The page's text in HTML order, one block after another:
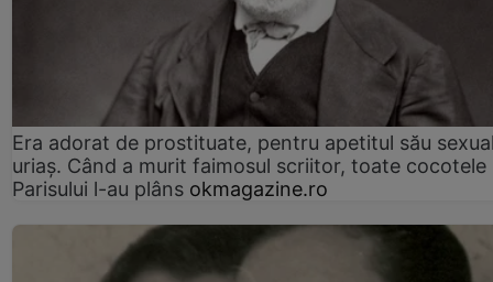
Era adorat de prostituate, pentru apetitul său
uriaș. Când a murit faimosul scriitor, toate cocotele
Parisului l-au plâns okmagazine.ro